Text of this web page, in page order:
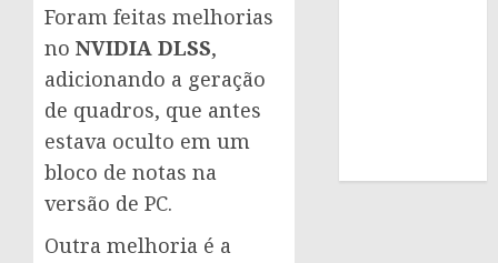
Foram feitas melhorias
no NVIDIA DLSS,
adicionando a geração
de quadros, que antes
estava oculto em um
bloco de notas na
versão de PC.
Outra melhoria é a